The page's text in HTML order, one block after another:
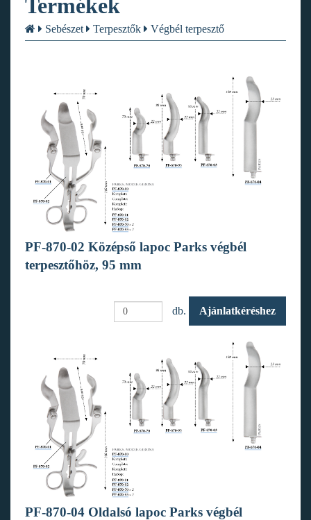
Termékek
Sebészet Terpesztők Végbél terpesztő
PF-870-02 Középső lapoc Parks végbél
terpesztőhöz, 95 mm
db. Ajánlatkéréshez
PF-870-04 Oldalsó lapoc Parks végbél